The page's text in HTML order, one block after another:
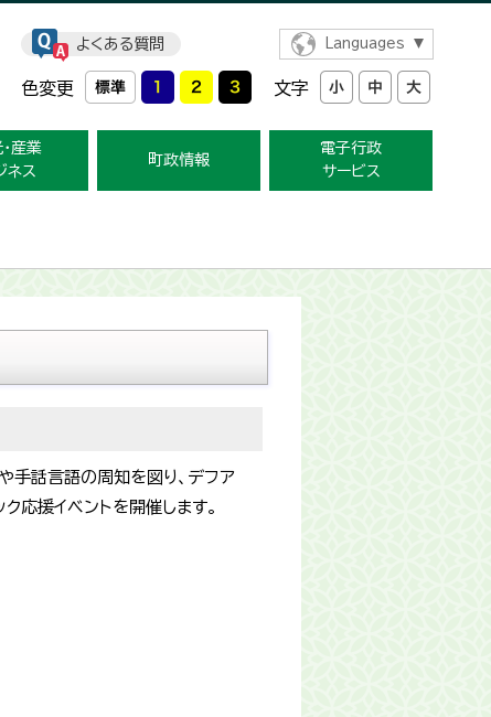
よくある質問 Languages
色変更 文字
産業
ネス
町政情報
電子行政
サービス
手話言語の周知を図り、デフア
応援イベントを開催します。